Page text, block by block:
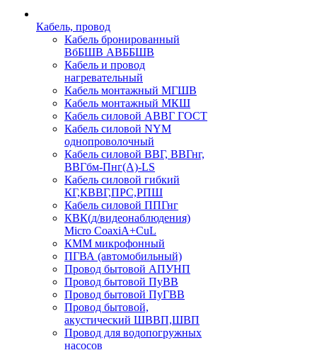
Кабель, провод
Кабель бронированный
ВбБШВ АВББШВ
Кабель и провод
нагревательный
Кабель монтажный МГШВ
Кабель монтажный МКШ
Кабель силовой АВВГ ГОСТ
Кабель силовой NYM
однопроволочный
Кабель силовой ВВГ, ВВГнг,
ВВГбм-Пнг(А)-LS
Кабель силовой гибкий
КГ,КВВГ,ПРС,РПШ
Кабель силовой ППГнг
КВК(д/видеонаблюдения)
Micro CoaxiA+CuL
КММ микрофонный
ПГВА (автомобильный)
Провод бытовой АПУНП
Провод бытовой ПуВВ
Провод бытовой ПуГВВ
Провод бытовой,
акустический ШВВП,ШВП
Провод для водопогружных
насосов